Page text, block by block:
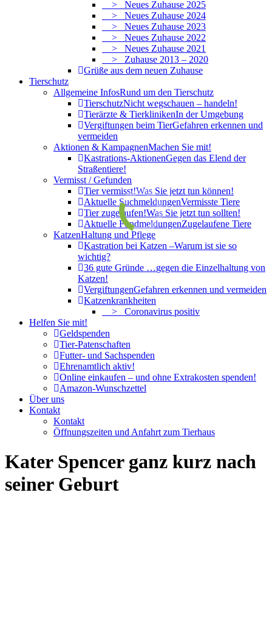
> Neues Zuhause 2025
> Neues Zuhause 2024
> Neues Zuhause 2023
> Neues Zuhause 2022
> Neues Zuhause 2021
> Zuhause 2013 – 2020
Grüße aus dem neuen Zuhause
Tierschutz
Allgemeine InfosRund um den Tierschutz
TierschutzNicht wegschauen – handeln!
Tierärzte & TierklinikenIn der Umgebung
Vergiftungen beim TierGefahren erkennen und
vermeiden
Aktionen & KampagnenMachen Sie mit!
Kastrations-AktionenGegen das Elend der
Straßentiere!
Vermisst / Gefunden
Tier vermisst!Was Sie jetzt tun können!
Aktuelle SuchmeldungenVermisste Tiere
Tier zugelaufen!Was Sie jetzt tun sollten!
Aktuelle FundmeldungenZugelaufene Tiere
KatzenHaltung und Pflege
Kastration bei Katzen –Warum ist sie so
wichtig?
36 gute Gründe …gegen die Einzelhaltung von
Katzen!
VergiftungenGefahren erkennen und vermeiden
Katzenkrankheiten
> Coronavirus positiv
Helfen Sie mit!
Geldspenden
Tier-Patenschaften
Futter- und Sachspenden
Ehrenamtlich aktiv!
Online einkaufen – und ohne Extrakosten spenden!
Amazon-Wunschzettel
Über uns
Kontakt
Kontakt
Öffnungszeiten und Anfahrt zum Tierhaus
Kater Spencer ganz kurz nach
seiner Geburt